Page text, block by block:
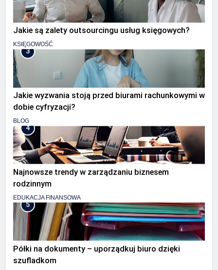
Jakie są zalety outsourcingu usług księgowych?
KSIĘGOWOŚĆ
3
Jakie wyzwania stoją przed biurami rachunkowymi w
dobie cyfryzacji?
BLOG
4
Najnowsze trendy w zarządzaniu biznesem
rodzinnym
EDUKACJA FINANSOWA
5
Półki na dokumenty – uporządkuj biuro dzięki
szufladkom